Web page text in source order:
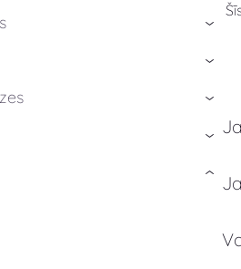
›
›
›
›
›